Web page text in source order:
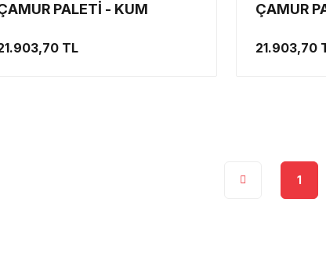
PALETİ - KUM
TL
ÇAMUR
21.903,70
1